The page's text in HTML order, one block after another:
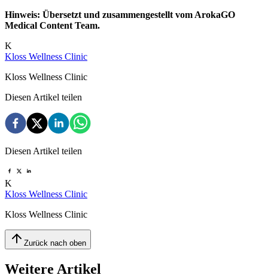
Hinweis: Übersetzt und zusammengestellt vom ArokaGO
Medical Content Team.
K
Kloss Wellness Clinic
Kloss Wellness Clinic
Diesen Artikel teilen
Diesen Artikel teilen
K
Kloss Wellness Clinic
Kloss Wellness Clinic
Zurück nach oben
Weitere Artikel